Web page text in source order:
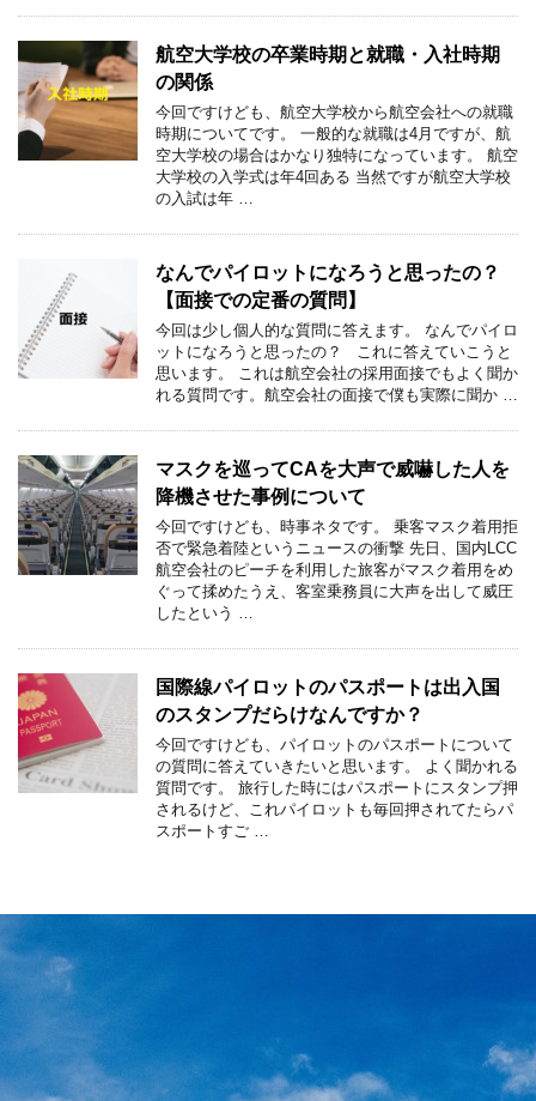
航空大学校の卒業時期と就職・入社時期
の関係
今回ですけども、航空大学校から航空会社への就職
時期についてです。 一般的な就職は4月ですが、航
空大学校の場合はかなり独特になっています。 航空
大学校の入学式は年4回ある 当然ですが航空大学校
の入試は年 …
なんでパイロットになろうと思ったの？
【面接での定番の質問】
今回は少し個人的な質問に答えます。 なんでパイロ
ットになろうと思ったの？ これに答えていこうと
思います。 これは航空会社の採用面接でもよく聞か
れる質問です。航空会社の面接で僕も実際に聞か …
マスクを巡ってCAを大声で威嚇した人を
降機させた事例について
今回ですけども、時事ネタです。 乗客マスク着用拒
否で緊急着陸というニュースの衝撃 先日、国内LCC
航空会社のピーチを利用した旅客がマスク着用をめ
ぐって揉めたうえ、客室乗務員に大声を出して威圧
したという …
国際線パイロットのパスポートは出入国
のスタンプだらけなんですか？
今回ですけども、パイロットのパスポートについて
の質問に答えていきたいと思います。 よく聞かれる
質問です。 旅行した時にはパスポートにスタンプ押
されるけど、これパイロットも毎回押されてたらパ
スポートすご …